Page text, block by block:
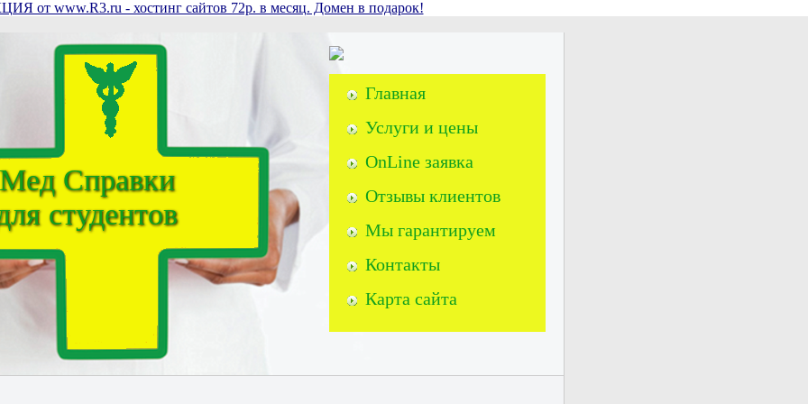
от www.R3.ru - хостинг сайтов 72р. в месяц. Домен в подарок!
Справки
студентов
Главная
Услуги и цены
OnLine заявка
Отзывы клиентов
Мы гарантируем
Контакты
Карта сайта